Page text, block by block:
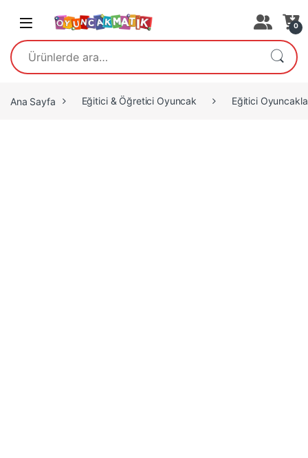
Open 0
Ara:
Ana Sayfa Eğitici & Öğretici Oyuncak Eğitici